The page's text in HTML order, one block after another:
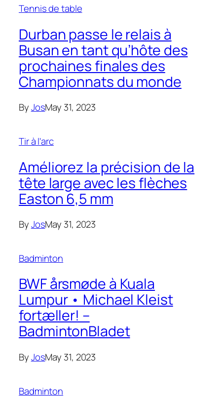
Tennis de table
Durban passe le relais à
Busan en tant qu’hôte des
prochaines finales des
Championnats du monde
ByJosMay 31, 2023
Tir à l'arc
Améliorez la précision de la
tête large avec les flèches
Easton 6,5 mm
ByJosMay 31, 2023
Badminton
BWF årsmøde à Kuala
Lumpur • Michael Kleist
fortæller! –
BadmintonBladet
ByJosMay 31, 2023
Badminton